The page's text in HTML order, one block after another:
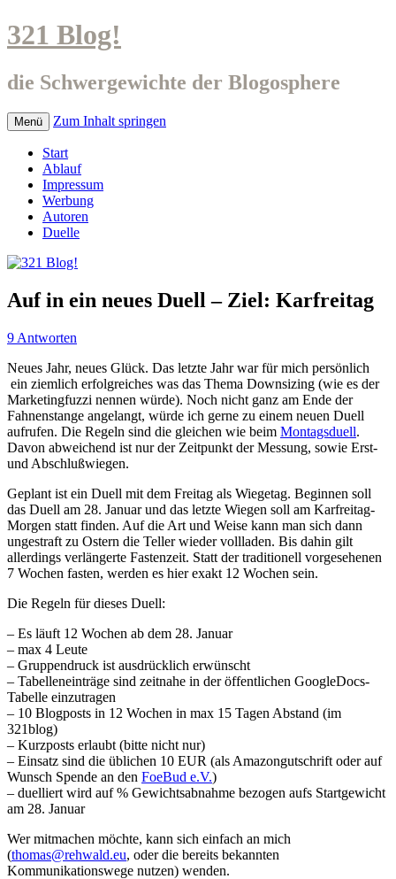
321 Blog!
die Schwergewichte der Blogosphere
Menü Zum Inhalt springen
Start
Ablauf
Impressum
Werbung
Autoren
Duelle
Auf in ein neues Duell – Ziel: Karfreitag
9 Antworten
Neues Jahr, neues Glück. Das letzte Jahr war für mich persönlich
ein ziemlich erfolgreiches was das Thema Downsizing (wie es der
Marketingfuzzi nennen würde). Noch nicht ganz am Ende der
Fahnenstange angelangt, würde ich gerne zu einem neuen Duell
aufrufen. Die Regeln sind die gleichen wie beim Montagsduell.
Davon abweichend ist nur der Zeitpunkt der Messung, sowie Erst-
und Abschlußwiegen.
Geplant ist ein Duell mit dem Freitag als Wiegetag. Beginnen soll
das Duell am 28. Januar und das letzte Wiegen soll am Karfreitag-
Morgen statt finden. Auf die Art und Weise kann man sich dann
ungestraft zu Ostern die Teller wieder vollladen. Bis dahin gilt
allerdings verlängerte Fastenzeit. Statt der traditionell vorgesehenen
7 Wochen fasten, werden es hier exakt 12 Wochen sein.
Die Regeln für dieses Duell:
– Es läuft 12 Wochen ab dem 28. Januar
– max 4 Leute
– Gruppendruck ist ausdrücklich erwünscht
– Tabelleneinträge sind zeitnahe in der öffentlichen GoogleDocs-
Tabelle einzutragen
– 10 Blogposts in 12 Wochen in max 15 Tagen Abstand (im
321blog)
– Kurzposts erlaubt (bitte nicht nur)
– Einsatz sind die üblichen 10 EUR (als Amazongutschrift oder auf
Wunsch Spende an den FoeBud e.V.)
– duelliert wird auf % Gewichtsabnahme bezogen aufs Startgewicht
am 28. Januar
Wer mitmachen möchte, kann sich einfach an mich
(thomas@rehwald.eu, oder die bereits bekannten
Kommunikationswege nutzen) wenden.